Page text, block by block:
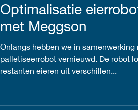
Optimalisatie
met Meggson
Onlangs hebben we in samenwerking
palletiseerrobot vernieuwd. De robot
restanten eieren uit verschillen...